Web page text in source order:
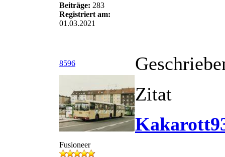
Beiträge: 283
Registriert am:
01.03.2021
8596
Fusioneer
Zitat